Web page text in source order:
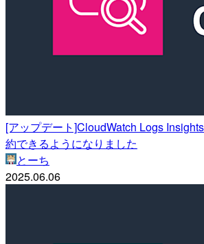
[アップデート]CloudWatch Logs
約できるようになりました
とーち
2025.06.06